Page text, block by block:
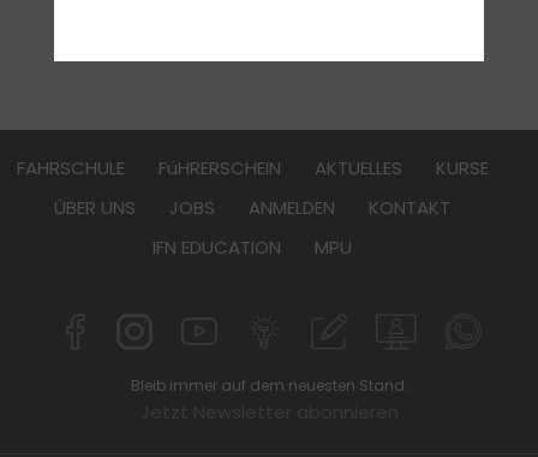
FAHRSCHULE FüHRERSCHEIN AKTUELLES
KURSE
ÜBER UNS
JOBS ANMELDEN
KONTAKT
IFN EDUCATION
MPU
Bleib immer auf dem neuesten Stand: